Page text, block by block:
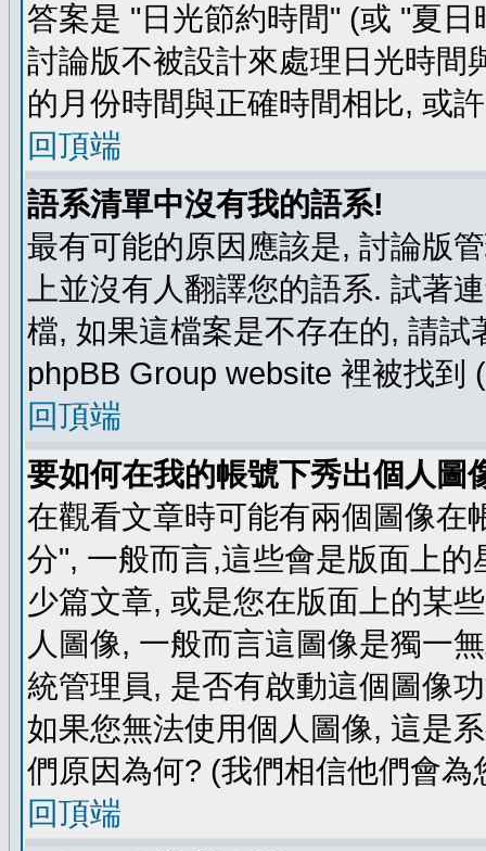
答案是 "日光節約時間" (或 "夏
討論版不被設計來處理日光時間
的月份時間與正確時間相比, 或
回頂端
語系清單中沒有我的語系!
最有可能的原因應該是, 討論版
上並沒有人翻譯您的語系. 試著
檔, 如果這檔案是不存在的, 請
phpBB Group website 裡被找到
回頂端
要如何在我的帳號下秀出個人圖
在觀看文章時可能有兩個圖像在
分", 一般而言,這些會是版面上
少篇文章, 或是您在版面上的某
人圖像, 一般而言這圖像是獨一
統管理員, 是否有啟動這個圖像
如果您無法使用個人圖像, 這是
們原因為何? (我們相信他們會為
回頂端